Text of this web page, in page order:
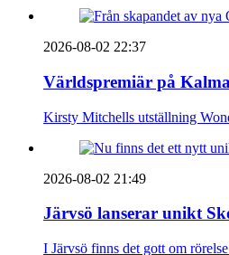
2026-08-02 22:37
Världspremiär på
Kirsty Mitchells utställning
2026-08-02 21:49
Järvsö lanserar unikt
I Järvsö finns det gott om